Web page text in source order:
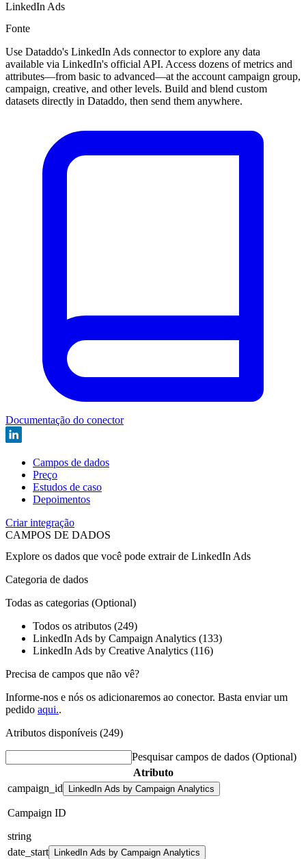
LinkedIn Ads
Fonte
Use Dataddo's LinkedIn Ads connector to explore any data
available via LinkedIn's official API. Access dozens of metrics and
attributes—from basic to advanced—at the account campaign group,
campaign, creative, and other levels. Build and blend custom
datasets directly in Dataddo, then send them anywhere.
Documentação do conector
Campos de dados
Preço
Estudos de caso
Depoimentos
Criar integração
CAMPOS DE DADOS
Explore os dados que você pode extrair de LinkedIn Ads
Categoria de dados
Todas as categorias (Optional)
Todos os atributos (249)
LinkedIn Ads by Campaign Analytics (133)
LinkedIn Ads by Creative Analytics (116)
Precisa de campos que não vê?
Informe-nos e nós os adicionaremos ao conector. Basta enviar um
pedido aqui..
Atributos disponíveis (249)
Pesquisar campos de dados (Optional)
Atributo
campaign_id
LinkedIn Ads by Campaign Analytics
Campaign ID
string
date_start
LinkedIn Ads by Campaign Analytics